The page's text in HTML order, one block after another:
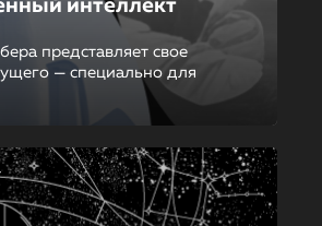
интеллект
представляет свое
— специально для